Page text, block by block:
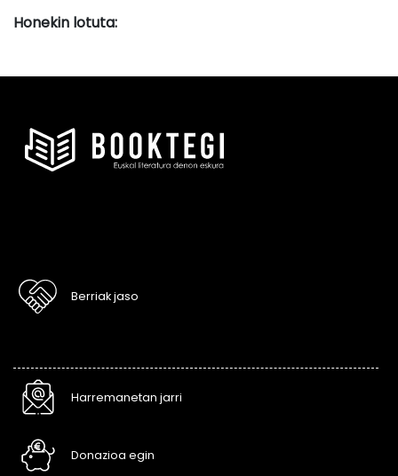
Honekin lotuta:
Berriak jaso
Harremanetan jarri
Donazioa egin